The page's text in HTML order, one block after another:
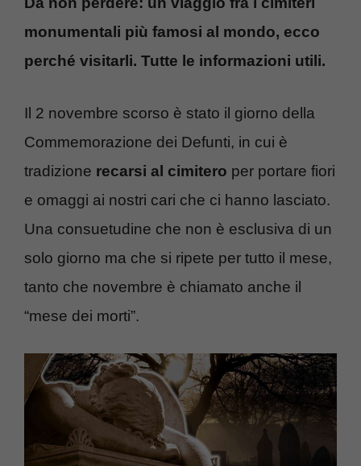
monumentali più famosi al mondo, ecco
perché visitarli. Tutte le informazioni utili.
Il 2 novembre scorso è stato il giorno della
Commemorazione dei Defunti, in cui è
tradizione recarsi al cimitero per portare fiori
e omaggi ai nostri cari che ci hanno lasciato.
Una consuetudine che non è esclusiva di un
solo giorno ma che si ripete per tutto il mese,
tanto che novembre è chiamato anche il
“mese dei morti”.